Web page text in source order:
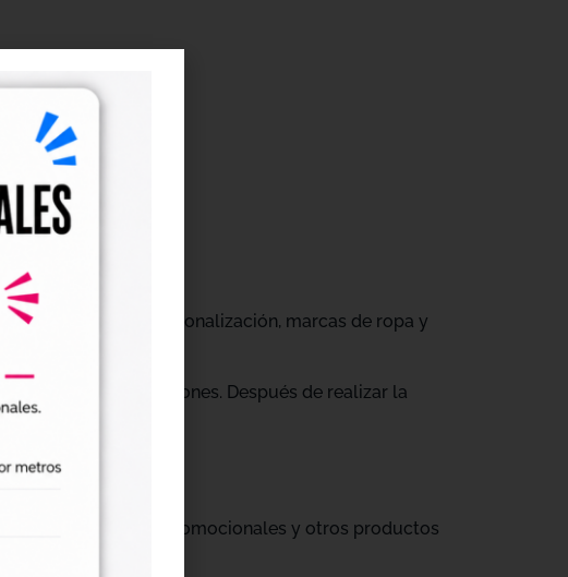
negocios de personalización, marcas de ropa y
a tus producciones. Después de realizar la
infantil, prendas promocionales y otros productos